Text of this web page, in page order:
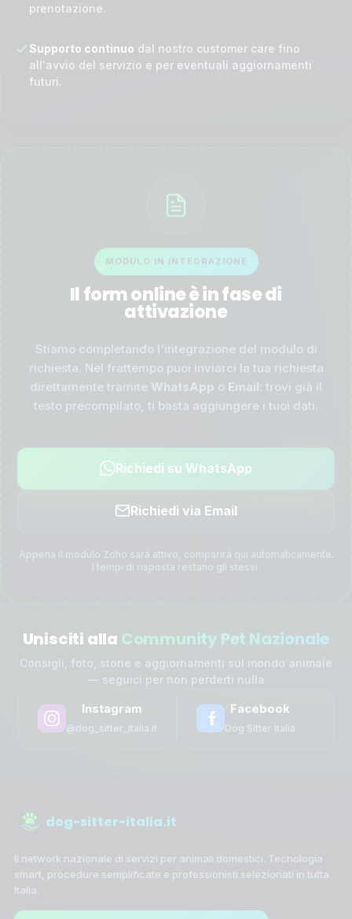
prenotazione.
Supporto continuo dal nostro customer care fino
all'avvio del servizio e per eventuali aggiornamenti
futuri.
MODULO IN INTEGRAZIONE
Il form online è in fase di
attivazione
Stiamo completando l'integrazione del modulo di
richiesta. Nel frattempo puoi inviarci la tua richiesta
direttamente tramite WhatsApp o Email: trovi già il
testo precompilato, ti basta aggiungere i tuoi dati.
Richiedi su WhatsApp
Richiedi via Email
Appena il modulo Zoho sarà attivo, comparirà qui automaticamente.
I tempi di risposta restano gli stessi.
Unisciti alla Community Pet Nazionale
Consigli, foto, storie e aggiornamenti sul mondo animale
— seguici per non perderti nulla
Instagram
@dog_sitter_italia.it
Facebook
Dog Sitter Italia
dog-sitter-italia.it
Il network nazionale di servizi per animali domestici. Tecnologia
smart, procedure semplificate e professionisti selezionati in tutta
Italia.